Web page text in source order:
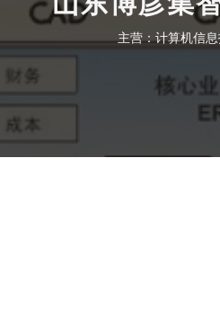
主营：计算机信